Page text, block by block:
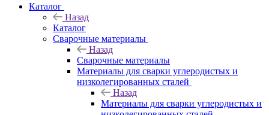
Каталог
Назад
Каталог
Сварочные материалы
Назад
Сварочные материалы
Материалы для сварки углеродистых и
низколегированных сталей
Назад
Материалы для сварки углеродистых и